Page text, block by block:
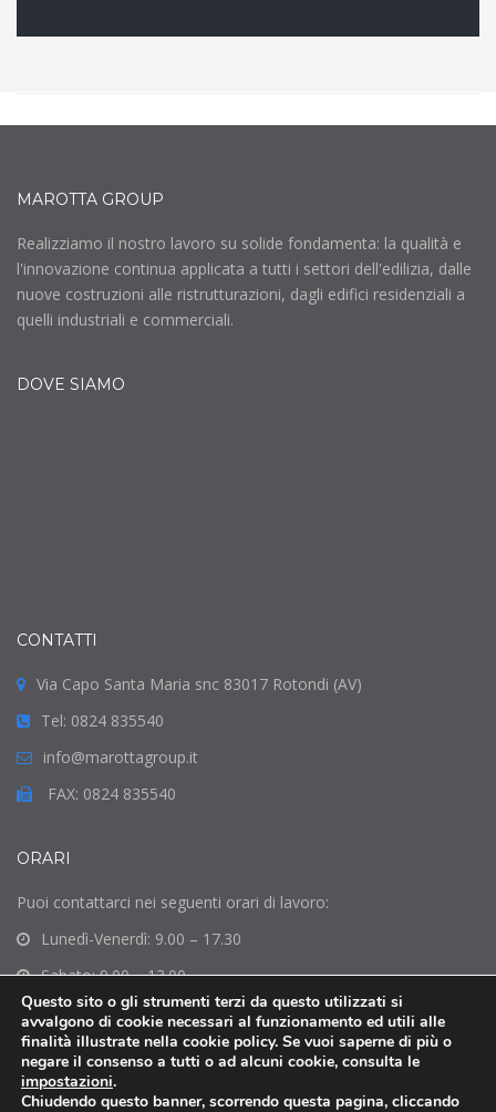
MAROTTA GROUP
Realizziamo il nostro lavoro su solide fondamenta: la qualità e
l'innovazione continua applicata a tutti i settori dell'edilizia, dalle
nuove costruzioni alle ristrutturazioni, dagli edifici residenziali a
quelli industriali e commerciali.
DOVE SIAMO
CONTATTI
Via Capo Santa Maria snc 83017 Rotondi (AV)
Tel: 0824 835540
info@marottagroup.it
FAX: 0824 835540
ORARI
Puoi contattarci nei seguenti orari di lavoro:
Lunedì-Venerdì: 9.00 – 17.30
Sabato: 9.00 – 13.00
Domenica: Chiuso
Questo sito o gli strumenti terzi da questo utilizzati si
avvalgono di cookie necessari al funzionamento ed utili alle
finalità illustrate nella cookie policy. Se vuoi saperne di più o
negare il consenso a tutti o ad alcuni cookie, consulta le
impostazioni.
Chiudendo questo banner, scorrendo questa pagina, cliccando